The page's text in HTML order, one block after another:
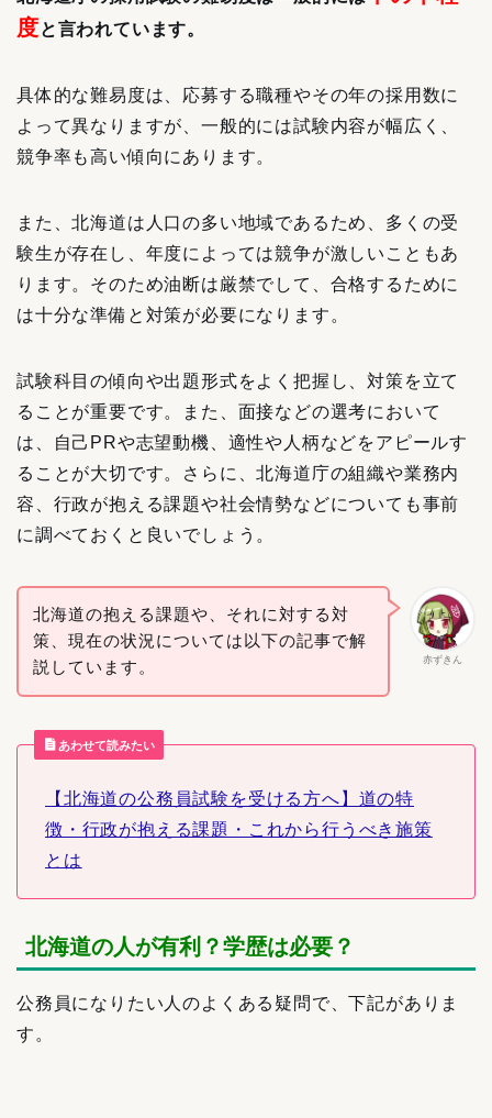
度と言われています。
具体的な難易度は、応募する職種やその年の採用数に
よって異なりますが、一般的には試験内容が幅広く、
競争率も高い傾向にあります。
また、北海道は人口の多い地域であるため、多くの受
験生が存在し、年度によっては競争が激しいこともあ
ります。そのため油断は厳禁でして、合格するために
は十分な準備と対策が必要になります。
試験科目の傾向や出題形式をよく把握し、対策を立て
ることが重要です。また、面接などの選考において
は、自己PRや志望動機、適性や人柄などをアピールす
ることが大切です。さらに、北海道庁の組織や業務内
容、行政が抱える課題や社会情勢などについても事前
に調べておくと良いでしょう。
赤ずきん
北海道の抱える課題や、それに対する対
策、現在の状況については以下の記事で解
説しています。
あわせて読みたい
【北海道の公務員試験を受ける方へ】道の特
徴・行政が抱える課題・これから行うべき施策
とは
北海道の人が有利？学歴は必要？
公務員になりたい人のよくある疑問で、下記がありま
す。